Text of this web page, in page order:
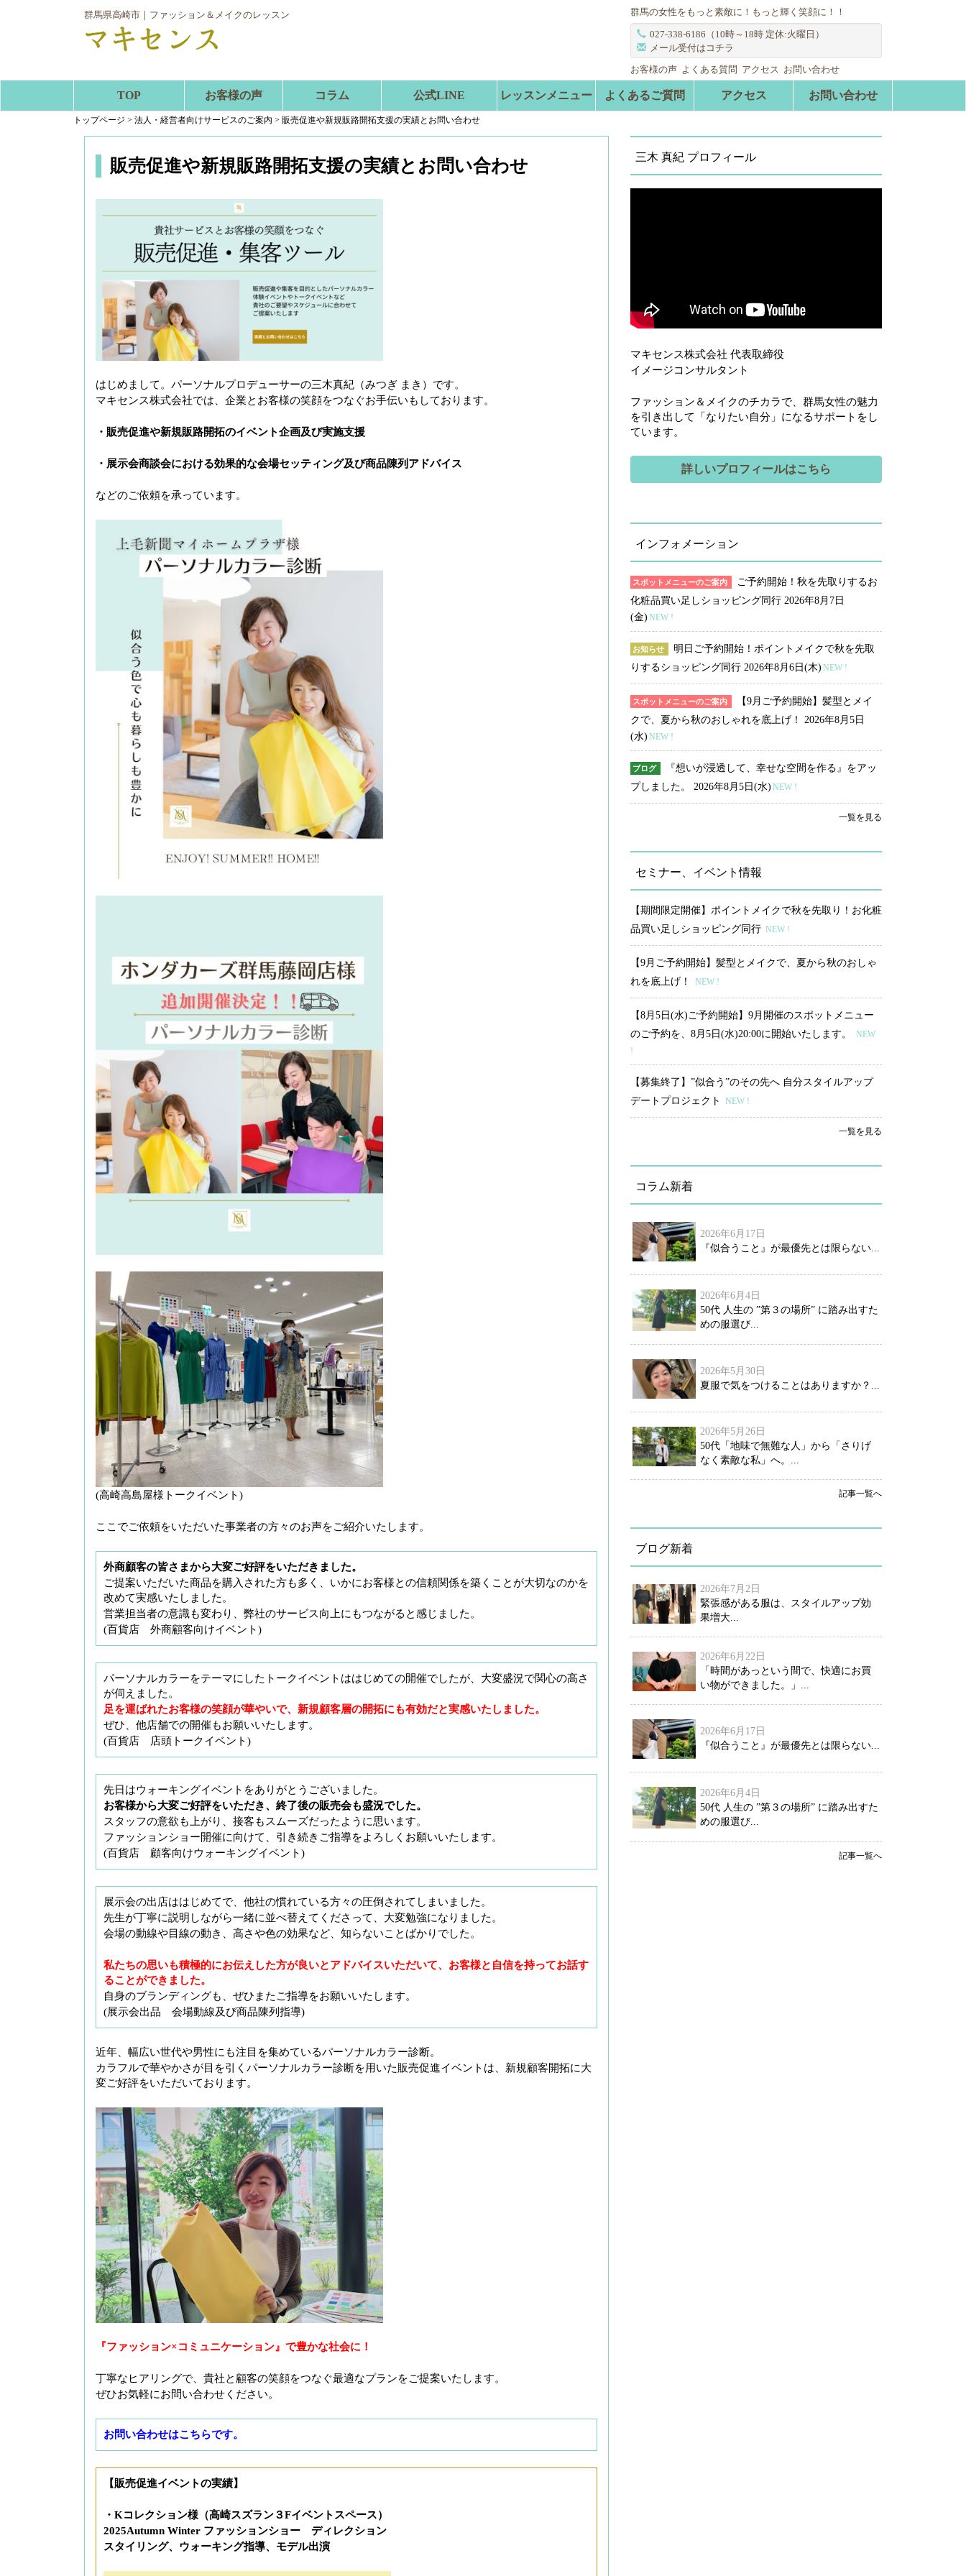
群馬県高崎市｜ファッション＆メイクのレッスン 群馬の女性をもっと素敵に！もっと輝く笑顔に！！
027-338-6186（10時～18時 定休:火曜日）
メール受付はコチラ
お客様の声 よくある質問 アクセス お問い合わせ
TOP お客様の声 コラム 公式LINE レッスンメニュー よくあるご質問 アクセス お問い合わせ
トップページ > 法人・経営者向けサービスのご案内 > 販売促進や新規販路開拓支援の実績とお問い合わせ
販売促進や新規販路開拓支援の実績とお問い合わせ
はじめまして。パーソナルプロデューサーの三木真紀（みつぎ まき）です。
マキセンス株式会社では、企業とお客様の笑顔をつなぐお手伝いもしております。
・販売促進や新規販路開拓のイベント企画及び実施支援
・展示会商談会における効果的な会場セッティング及び商品陳列アドバイス
などのご依頼を承っています。
(高崎高島屋様トークイベント)
ここでご依頼をいただいた事業者の方々のお声をご紹介いたします。
外商顧客の皆さまから大変ご好評をいただきました。
ご提案いただいた商品を購入された方も多く、いかにお客様との信頼関係を築くことが大切なのかを
改めて実感いたしました。
営業担当者の意識も変わり、弊社のサービス向上にもつながると感じました。
(百貨店 外商顧客向けイベント)
パーソナルカラーをテーマにしたトークイベントははじめての開催でしたが、大変盛況で関心の高さ
が伺えました。
足を運ばれたお客様の笑顔が華やいで、新規顧客層の開拓にも有効だと実感いたしました。
ぜひ、他店舗での開催もお願いいたします。
(百貨店 店頭トークイベント)
先日はウォーキングイベントをありがとうございました。
お客様から大変ご好評をいただき、終了後の販売会も盛況でした。
スタッフの意欲も上がり、接客もスムーズだったように思います。
ファッションショー開催に向けて、引き続きご指導をよろしくお願いいたします。
(百貨店 顧客向けウォーキングイベント)
展示会の出店ははじめてで、他社の慣れている方々の圧倒されてしまいました。
先生が丁寧に説明しながら一緒に並べ替えてくださって、大変勉強になりました。
会場の動線や目線の動き、高さや色の効果など、知らないことばかりでした。
私たちの思いも積極的にお伝えした方が良いとアドバイスいただいて、お客様と自信を持ってお話す
ることができました。
自身のブランディングも、ぜひまたご指導をお願いいたします。
(展示会出品 会場動線及び商品陳列指導)
近年、幅広い世代や男性にも注目を集めているパーソナルカラー診断。
カラフルで華やかさが目を引くパーソナルカラー診断を用いた販売促進イベントは、新規顧客開拓に大
変ご好評をいただいております。
『ファッション×コミュニケーション』で豊かな社会に！
丁寧なヒアリングで、貴社と顧客の笑顔をつなぐ最適なプランをご提案いたします。
ぜひお気軽にお問い合わせください。
お問い合わせはこちらです。
【販売促進イベントの実績】
・Kコレクション様（高崎スズラン３Fイベントスペース）
2025Autumn Winter ファッションショー ディレクション
スタイリング、ウォーキング指導、モデル出演
三木 真紀 プロフィール
マキセンス株式会社 代表取締役
イメージコンサルタント
ファッション＆メイクのチカラで、群馬女性の魅力
を引き出して「なりたい自分」になるサポートをし
ています。
詳しいプロフィールはこちら
インフォメーション
スポットメニューのご案内
ご予約開始！秋を先取りするお
化粧品買い足しショッピング同行 2026年8月7日
(金) NEW !
お知らせ
明日ご予約開始！ポイントメイクで秋を先取
りするショッピング同行 2026年8月6日(木) NEW !
スポットメニューのご案内
【9月ご予約開始】髪型とメイ
クで、夏から秋のおしゃれを底上げ！ 2026年8月5日
(水) NEW !
ブログ
『想いが浸透して、幸せな空間を作る』をアッ
プしました。 2026年8月5日(水) NEW !
一覧を見る
セミナー、イベント情報
【期間限定開催】ポイントメイクで秋を先取り！お化粧
品買い足しショッピング同行 NEW !
【9月ご予約開始】髪型とメイクで、夏から秋のおしゃ
れを底上げ！
NEW !
【8月5日(水)ご予約開始】9月開催のスポットメニュー
のご予約を、8月5日(水)20:00に開始いたします。
NEW
!
【募集終了】”似合う”のその先へ 自分スタイルアップ
デートプロジェクト
NEW !
一覧を見る
コラム新着
2026年6月17日
『似合うこと』が最優先とは限らない...
2026年6月4日
50代 人生の ”第３の場所” に踏み出すた
めの服選び...
2026年5月30日
夏服で気をつけることはありますか？...
2026年5月26日
50代「地味で無難な人」から「さりげ
なく素敵な私」へ。...
記事一覧へ
ブログ新着
2026年7月2日
緊張感がある服は、スタイルアップ効
果増大...
2026年6月22日
「時間があっという間で、快適にお買
い物ができました。」...
2026年6月17日
『似合うこと』が最優先とは限らない...
2026年6月4日
50代 人生の ”第３の場所” に踏み出すた
めの服選び...
記事一覧へ